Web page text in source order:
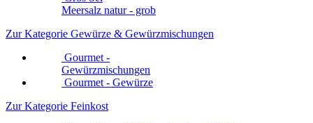
Meersalz natur - grob
Zur Kategorie Gewürze & Gewürzmischungen
Gourmet -
Gewürzmischungen
Gourmet - Gewürze
Zur Kategorie Feinkost